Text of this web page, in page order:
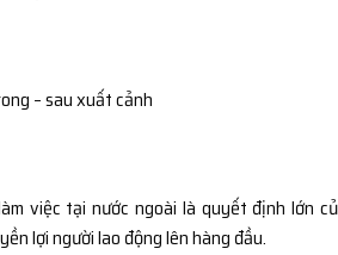
– sau xuất cảnh
việc tại nước ngoài là quyết định lớn
lợi người lao động lên hàng đầu.